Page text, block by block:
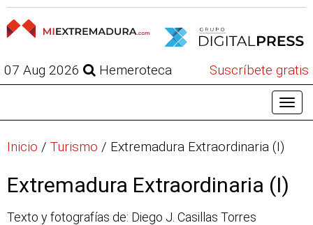
07 Aug 2026 Hemeroteca Suscríbete gratis
Inicio / Turismo / Extremadura Extraordinaria (I)
Extremadura Extraordinaria (I)
Texto y fotografías de: Diego J. Casillas Torres